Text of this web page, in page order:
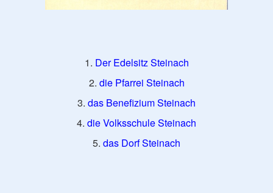
1. Der Edelsitz Steinach
2. die Pfarrei Steinach
3. das Benefizium Steinach
4. die Volksschule Steinach
5. das Dorf Steinach